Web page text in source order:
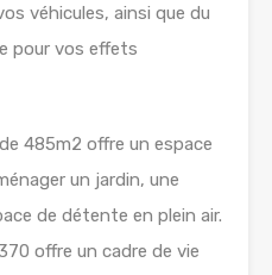
véhicules, ainsi que du
pour vos effets
485m2 offre un espace
un jardin, une
de détente en plein air.
offre un cadre de vie